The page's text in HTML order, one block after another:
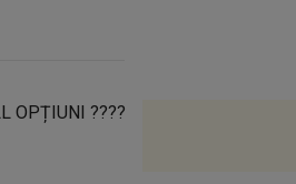
OPȚIUNI ????